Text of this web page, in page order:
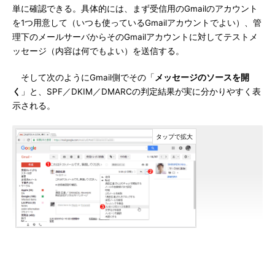
単に確認できる。具体的には、まず受信用のGmailのアカウント
を1つ用意して（いつも使っているGmailアカウントでよい）、管
理下のメールサーバからそのGmailアカウントに対してテストメ
ッセージ（内容は何でもよい）を送信する。
そして次のようにGmail側でその「 メッセージのソースを開
く 」と、SPF／DKIM／DMARCの判定結果が実に分かりやすく表
示される。